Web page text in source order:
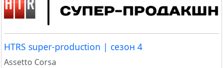
HTRS super-production | сезон 4
Assetto Corsa